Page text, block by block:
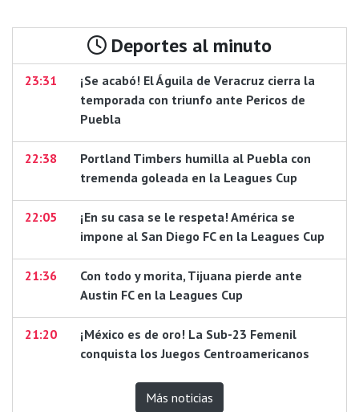
Deportes al minuto
23:31
¡Se acabó! El Águila de Veracruz cierra la
temporada con triunfo ante Pericos de
Puebla
22:38
Portland Timbers humilla al Puebla con
tremenda goleada en la Leagues Cup
22:05
¡En su casa se le respeta! América se
impone al San Diego FC en la Leagues Cup
21:36
Con todo y morita, Tijuana pierde ante
Austin FC en la Leagues Cup
21:20
¡México es de oro! La Sub-23 Femenil
conquista los Juegos Centroamericanos
Más noticias